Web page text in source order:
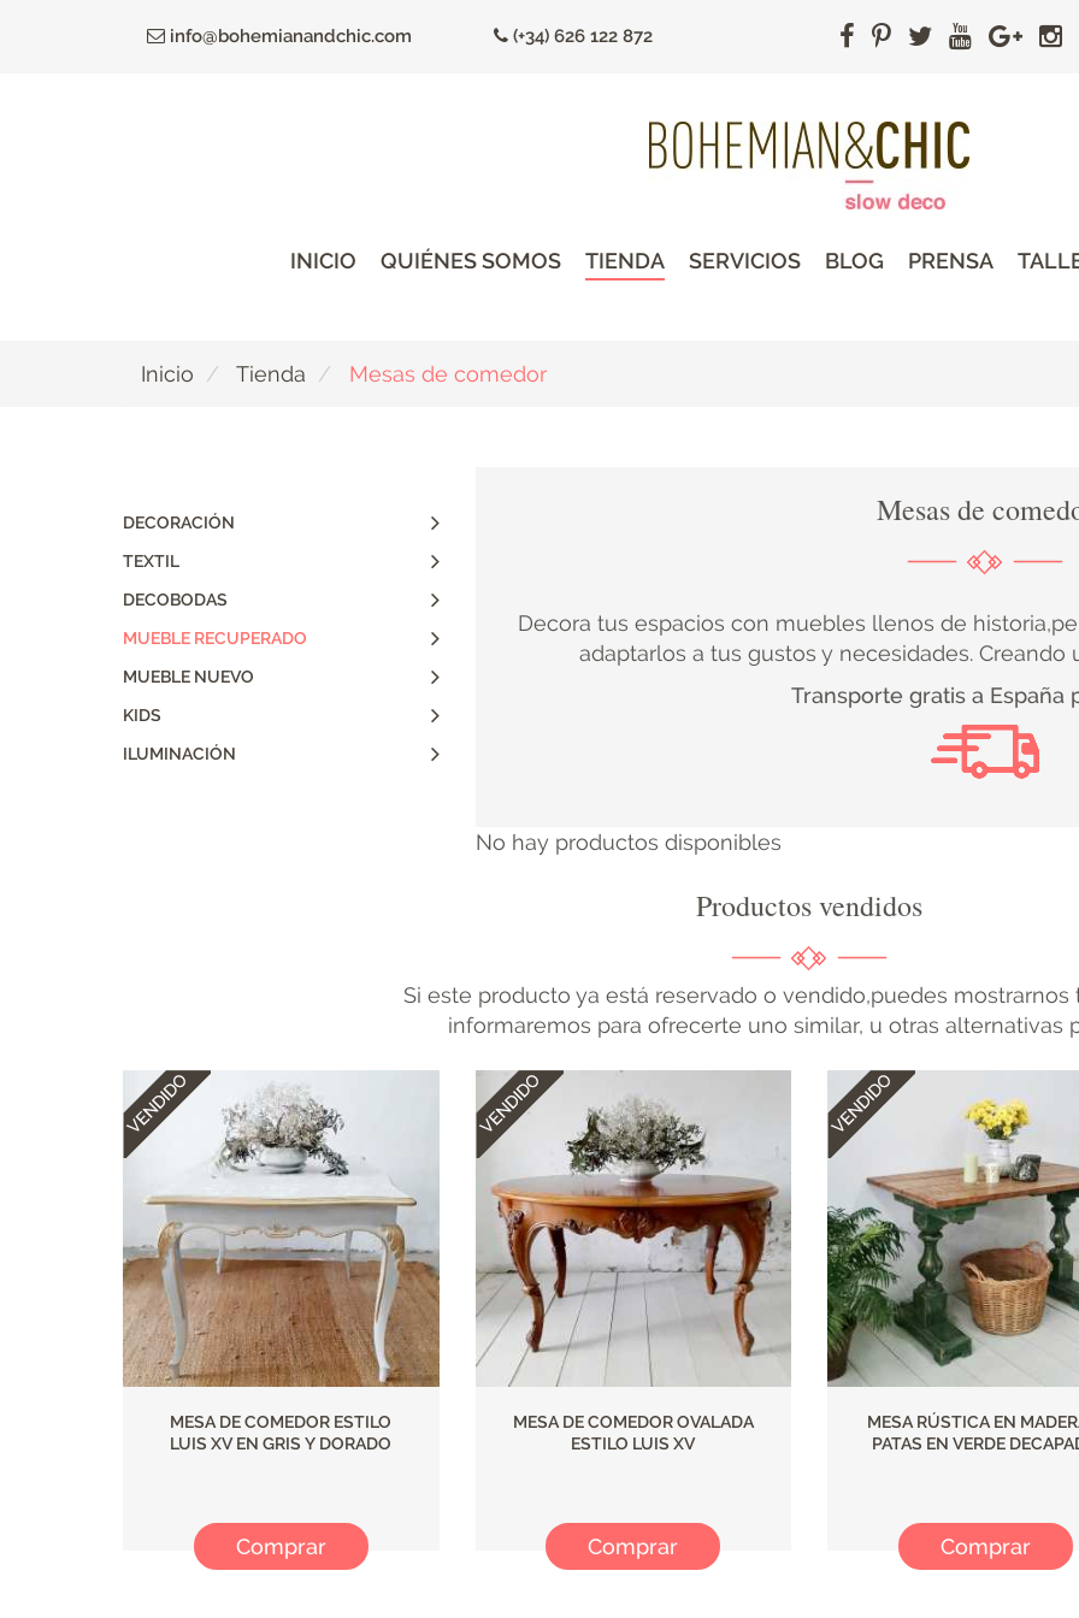
info@bohemianandchic.com (+34) 626 122 872
INICIO QUIÉNES SOMOS TIENDA SERVICIOS BLOG PRENSA
Inicio Tienda Mesas de comedor
DECORACIÓN
TEXTIL
DECOBODAS
MUEBLE RECUPERADO
MUEBLE NUEVO
KIDS
ILUMINACIÓN
Mesas de
Decora tus espacios con muebles llenos de
adaptarlos a tus gustos y necesidades. Creando
Transporte gratis a España
No hay productos disponibles
Productos vendidos
Si este producto ya está reservado o vendido,puedes mostrarnos
informaremos para ofrecerte uno similar, u otras alternativas
MESA DE COMEDOR ESTILO
LUIS XV EN GRIS Y DORADO
Comprar
MESA DE COMEDOR OVALADA
ESTILO LUIS XV
Comprar
MESA RÚSTICA EN
PATAS EN VERDE
Comprar